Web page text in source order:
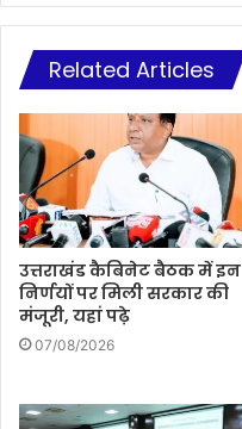
Related Articles
उत्तराखंड कैबिनेट बैठक में इन
निर्णयों पर मिली सरकार की
मंजूरी, यहां पढ़े
07/08/2026